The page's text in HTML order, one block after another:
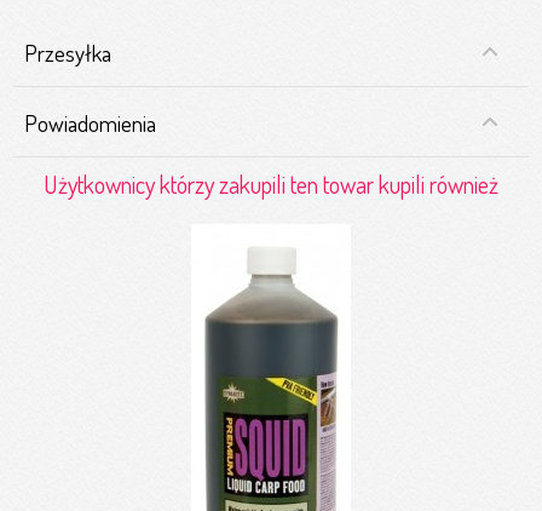
Przesyłka
Powiadomienia
Użytkownicy którzy zakupili ten towar kupili również